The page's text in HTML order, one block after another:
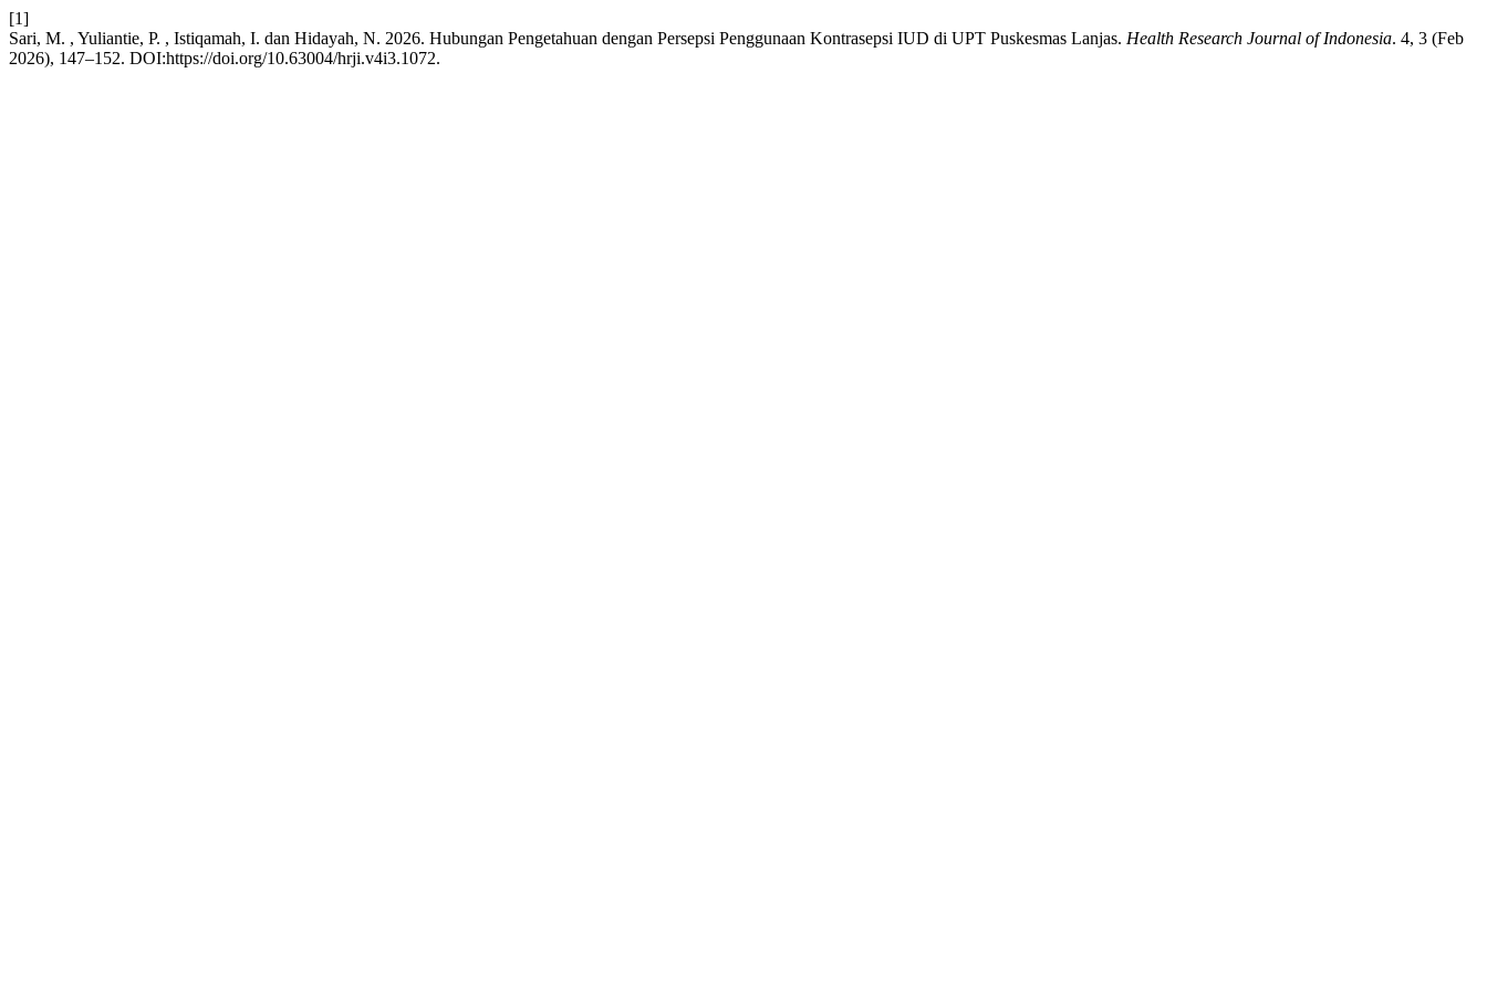
[1]
Sari, M. , Yuliantie, P. , Istiqamah, I. dan Hidayah, N. 2026. Hubungan Pengetahuan dengan Persepsi Penggunaan Kontrasepsi IUD di UPT Puskesmas Lanjas. Health Research Journal of Indonesia. 4, 3 (Feb
2026), 147–152. DOI:https://doi.org/10.63004/hrji.v4i3.1072.